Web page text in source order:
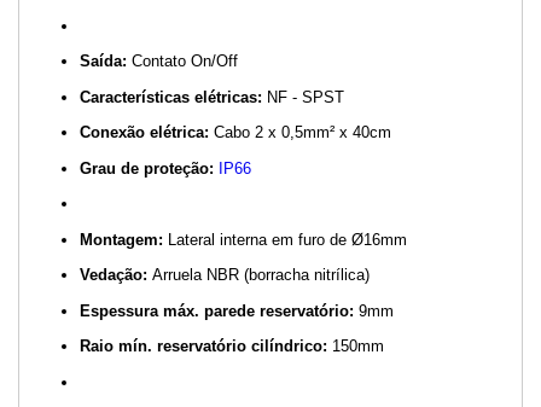
Saída: Contato On/Off
Características elétricas: NF - SPST
Conexão elétrica: Cabo 2 x 0,5mm² x 40cm
Grau de proteção: IP66
Montagem:
Lateral interna em furo de Ø16mm
Vedação: Arruela NBR (borracha nitrílica)
Espessura máx. parede reservatório: 9mm
Raio mín. reservatório cilíndrico: 150mm